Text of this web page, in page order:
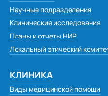
Научные подразделения
Клинические исследования
Планы и отчеты НИР
Локальный этический
КЛИНИКА
Виды медицинской помощи